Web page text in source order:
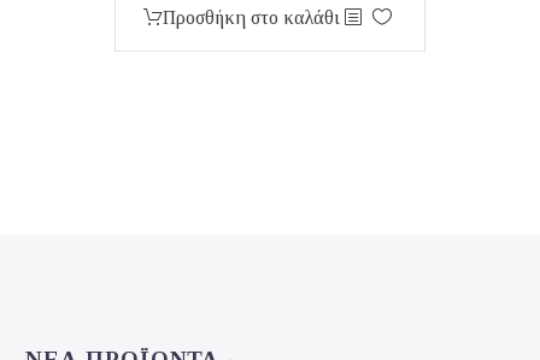
price τρέχουσα
Προσθήκη στο καλάθι